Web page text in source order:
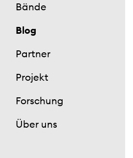
Bände
Blog
Partner
Projekt
Forschung
Über uns